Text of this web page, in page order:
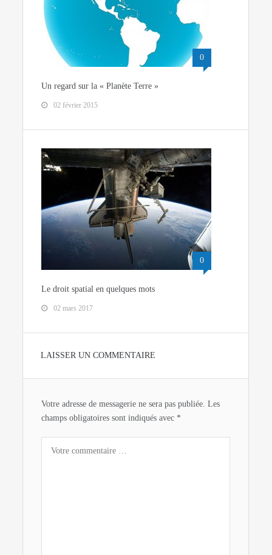
0
Un regard sur la « Planète Terre »
02 février 2015
0
Le droit spatial en quelques mots
02 mars 2017
LAISSER UN COMMENTAIRE
Votre adresse de messagerie ne sera pas publiée. Les
champs obligatoires sont indiqués avec *